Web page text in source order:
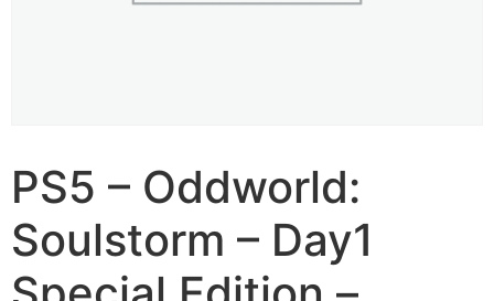
PS5 – Oddworld:
Soulstorm – Day1